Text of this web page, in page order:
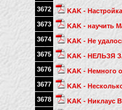
3672
KAK -
3673
KAK - научить
3674
KAK - Не
3675
KAK - НЕЛЬЗЯ
3676
KAK - Немного
3677
KAK -
3678
KAK - Никлаус